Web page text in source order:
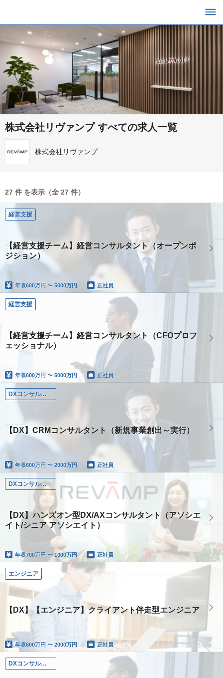
株式会社リヴァンプ すべての求人一覧
株式会社リヴァンプ
27 件 を表示（全 27 件）
経営支援
【経営支援チーム】経営コンサルタント（オープンポ
ジション）
年収600万円 〜 5000万円 正社員
経営支援
【経営支援チーム】経営コンサルタント（CFOプロフ
ェッショナル）
年収600万円 〜 5000万円 正社員
DXコンサルタント
【DX】CRMコンサルタント（新規事業創出～実行）
年収600万円 〜 2000万円 正社員
DXコンサルタント
【DX】ハンズオン型DX/AXコンサルタント（アソシエ
イト/シニア アソシエイト）
年収700万円 〜 1000万円 正社員
エンジニア
【DX】【エンジニア】クライアント伴走型エンジニア
年収600万円 〜 2000万円 正社員
DXコンサルタント